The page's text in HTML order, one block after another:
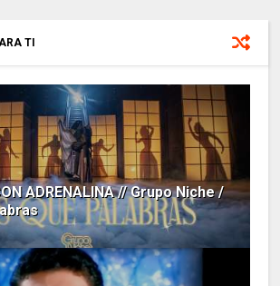
TI
ADRENALINA // Grupo Niche /